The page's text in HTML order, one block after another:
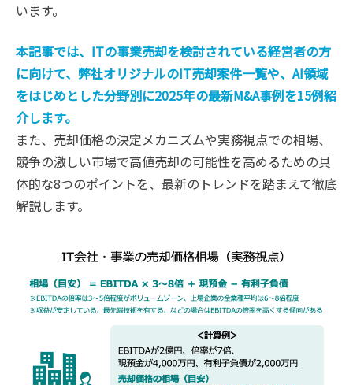
います。
本記事では、ITの事業売却を検討されている経営者の方
に向けて、弊社オリジナルのIT売却案件一覧や、AI領域
をはじめとした分野別に2025年の最新M&A事例を15例紹
介します。
また、売却価格の決定メカニズムや実務視点での相場、
競争の激しい市場で高値売却の可能性を高めるための具
体的な8つのポイントを、最新のトレンドを踏まえて徹底
解説します。